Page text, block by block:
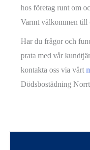
hos företag runt om
Varmt välkommen till
Har du frågor och
prata med vår
kontakta oss via vårt
Dödsbostädning